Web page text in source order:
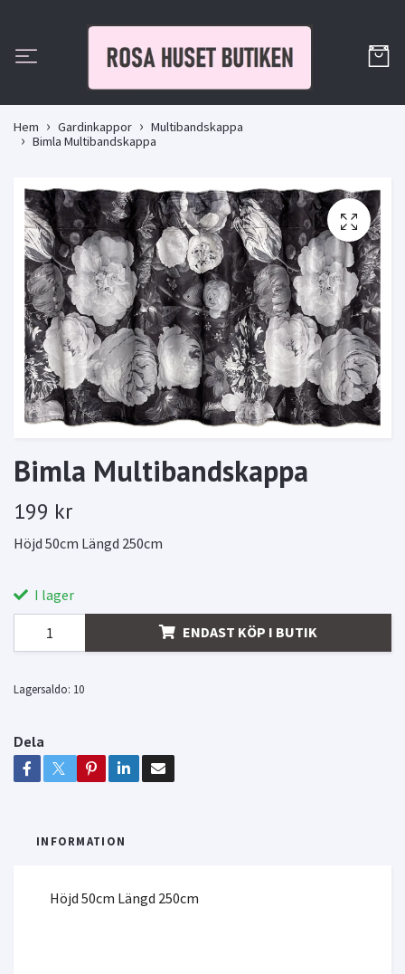
Hem Gardinkappor
Multibandskappa
Bimla Multibandskappa
Bimla Multibandskappa
199 kr
Höjd 50cm Längd 250cm
I lager
ENDAST KÖP I BUTIK
Lagersaldo: 10
Dela
INFORMATION
Höjd 50cm Längd 250cm